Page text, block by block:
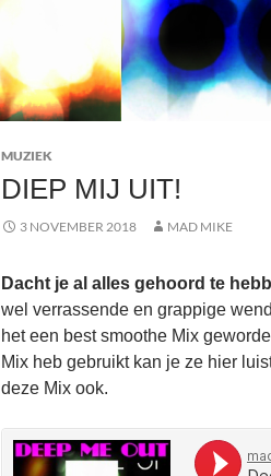
MUZIEK
DIEP MIJ UIT!
3 NOVEMBER 2018 MAD MIKE
Dacht je al alles gehoord te
wel verrassende en grappige
het een best smoothe Mix
Mix heb gebruikt kan je ze hier
deze Mix ook.